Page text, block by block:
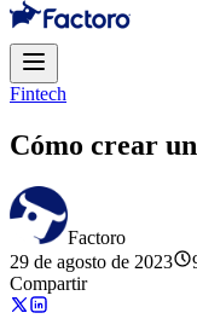
Fintech
Cómo crear
Factoro
29 de agosto de 2023
Compartir